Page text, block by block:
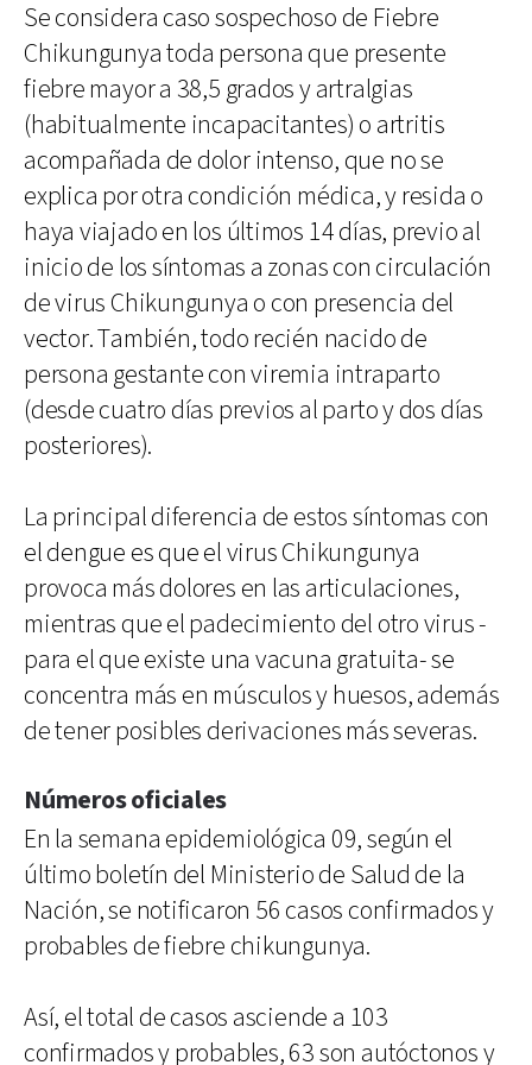
Se considera caso sospechoso de Fiebre
Chikungunya toda persona que presente
fiebre mayor a 38,5 grados y artralgias
(habitualmente incapacitantes) o artritis
acompañada de dolor intenso, que no se
explica por otra condición médica, y resida o
haya viajado en los últimos 14 días, previo al
inicio de los síntomas a zonas con circulación
de virus Chikungunya o con presencia del
vector. También, todo recién nacido de
persona gestante con viremia intraparto
(desde cuatro días previos al parto y dos días
posteriores).
La principal diferencia de estos síntomas con
el dengue es que el virus Chikungunya
provoca más dolores en las articulaciones,
mientras que el padecimiento del otro virus -
para el que existe una vacuna gratuita- se
concentra más en músculos y huesos, además
de tener posibles derivaciones más severas.
Números oficiales
En la semana epidemiológica 09, según el
último boletín del Ministerio de Salud de la
Nación, se notificaron 56 casos confirmados y
probables de fiebre chikungunya.
Así, el total de casos asciende a 103
confirmados y probables, 63 son autóctonos y